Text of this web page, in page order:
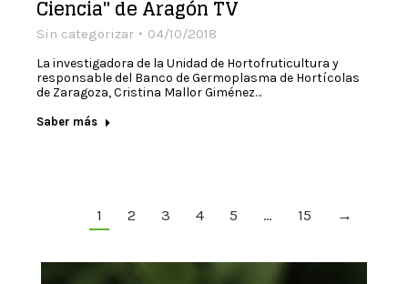
Ciencia" de Aragón TV
Sin categorizar 04/10/2018
La investigadora de la Unidad de Hortofruticultura y
responsable del Banco de Germoplasma de Hortícolas
de Zaragoza, Cristina Mallor Giménez…
Saber más
1 2 3 4 5 … 15 →